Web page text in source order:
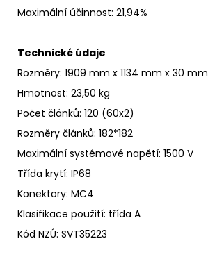
Maximální účinnost: 21,94%
Technické údaje
Rozměry: 1909 mm x 1134 mm x 30 mm
Hmotnost: 23,50 kg
Počet článků: 120 (60x2)
Rozměry článků: 182*182
Maximální systémové napětí: 1500 V
Třída krytí: IP68
Konektory: MC4
Klasifikace použití: třída A
Kód NZÚ: SVT35223